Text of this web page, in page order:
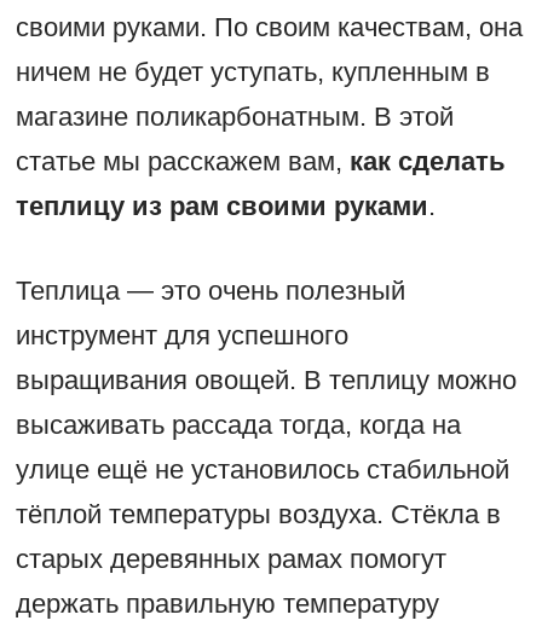
своими руками. По своим качествам, она
ничем не будет уступать, купленным в
магазине поликарбонатным. В этой
статье мы расскажем вам, как сделать
теплицу из рам своими руками.
Теплица — это очень полезный
инструмент для успешного
выращивания овощей. В теплицу можно
высаживать рассада тогда, когда на
улице ещё не установилось стабильной
тёплой температуры воздуха. Стёкла в
старых деревянных рамах помогут
держать правильную температуру